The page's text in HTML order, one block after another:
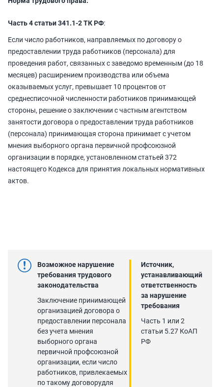
Часть 4 статьи 341.1-2 ТК РФ:
Если число работников, направляемых по договору о
предоставлении труда работников (персонала) для
проведения работ, связанных с заведомо временным (до 18
месяцев) расширением производства или объема
оказываемых услуг, превышает 10 процентов от
среднесписочной численности работников принимающей
стороны, решение о заключении с частным агентством
занятости договора о предоставлении труда работников
(персонала) принимающая сторона принимает с учетом
мнения выборного органа первичной профсоюзной
организации в порядке, установленном статьей 372
настоящего Кодекса для принятия локальных нормативных
актов.
Возможное нарушение
требования трудового
законодательства
Заключение принимающей
организацией договора о
предоставлении персонала
без учета мнения
выборного органа
первичной профсоюзной
организации, если число
работников, привлекаемых
по такому договорудля
Источник,
устанавливающий
ответственность
за нарушение
требования
Часть 1 или 2
статьи 5.27 КоАП
РФ